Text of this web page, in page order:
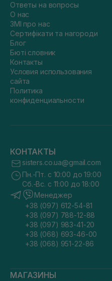
Ответы на вопросы
О нас
ЗМІ про нас
Сертифікати та нагороди
Блог
Бюті словник
Контакты
Условия использования
сайта
Политика
конфиденциальности
КОНТАКТЫ
sisters.co.ua@gmail.com
Пн.-Пт. с 10:00 до 19:00
Сб.-Вс. с 11:00 до 18:00
Менеджер
+38 (097) 612-54-81
+38 (097) 788-12-88
+38 (097) 983-41-20
+38 (068) 693-46-00
+38 (068) 951-22-86
МАГАЗИНЫ